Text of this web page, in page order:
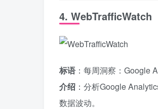
4. WebTrafficWatch
标语 ：每周洞察：Google
介绍 ：分析Google
数据波动。